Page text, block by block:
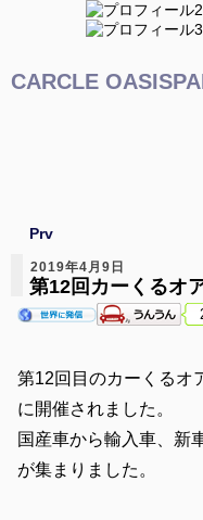
CARCLE
Prv
2019年4月9日
第12回カーくるオ
第12回目のカーくるオ
に開催されました。
国産車から輸入車、新
が集まりました。